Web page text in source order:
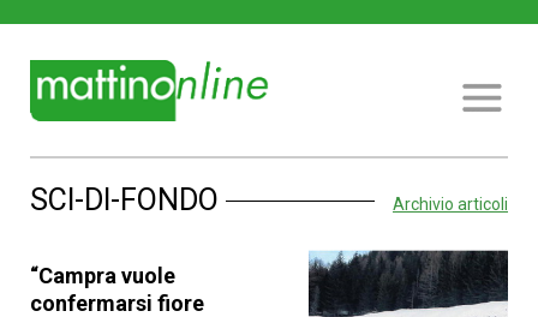
SCI-DI-FONDO Archivio articoli
“Campra vuole
confermarsi fiore